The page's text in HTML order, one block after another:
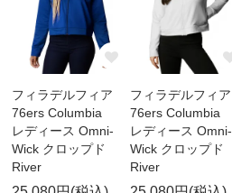
フィラデルフィア
76ers Columbia
レディース Omni-
Wick クロップド
River
フィラデルフィア
76ers Columbia
レディース Omni-
Wick クロップド
River